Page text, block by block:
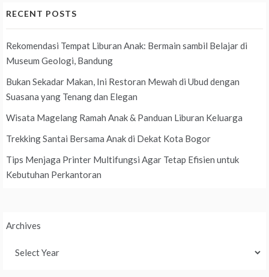
RECENT POSTS
Rekomendasi Tempat Liburan Anak: Bermain sambil Belajar di
Museum Geologi, Bandung
Bukan Sekadar Makan, Ini Restoran Mewah di Ubud dengan
Suasana yang Tenang dan Elegan
Wisata Magelang Ramah Anak & Panduan Liburan Keluarga
Trekking Santai Bersama Anak di Dekat Kota Bogor
Tips Menjaga Printer Multifungsi Agar Tetap Efisien untuk
Kebutuhan Perkantoran
Archives